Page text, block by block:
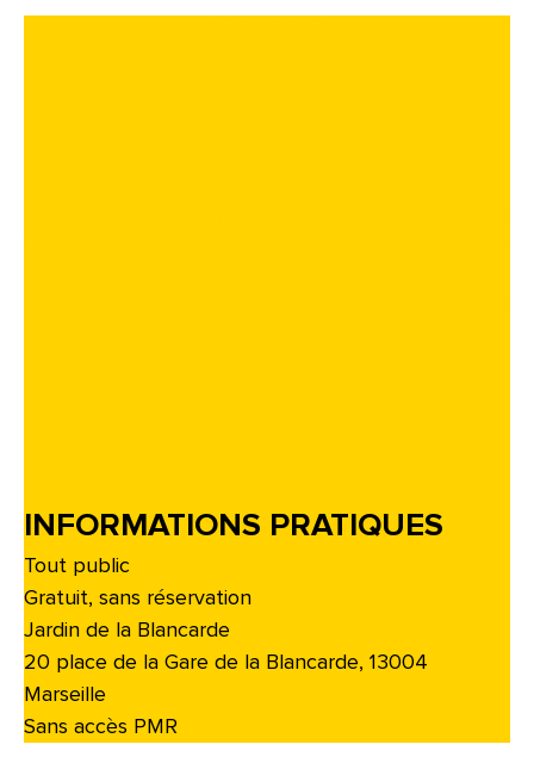
INFORMATIONS PRATIQUES
Tout public
Gratuit, sans réservation
Jardin de la Blancarde
20 place de la Gare de la Blancarde, 13004
Marseille
Sans accès PMR